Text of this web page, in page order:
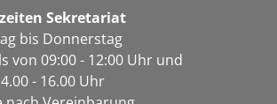
Sekretariat
bis Donnerstag
von 09:00 - 12:00 Uhr und
- 16.00 Uhr